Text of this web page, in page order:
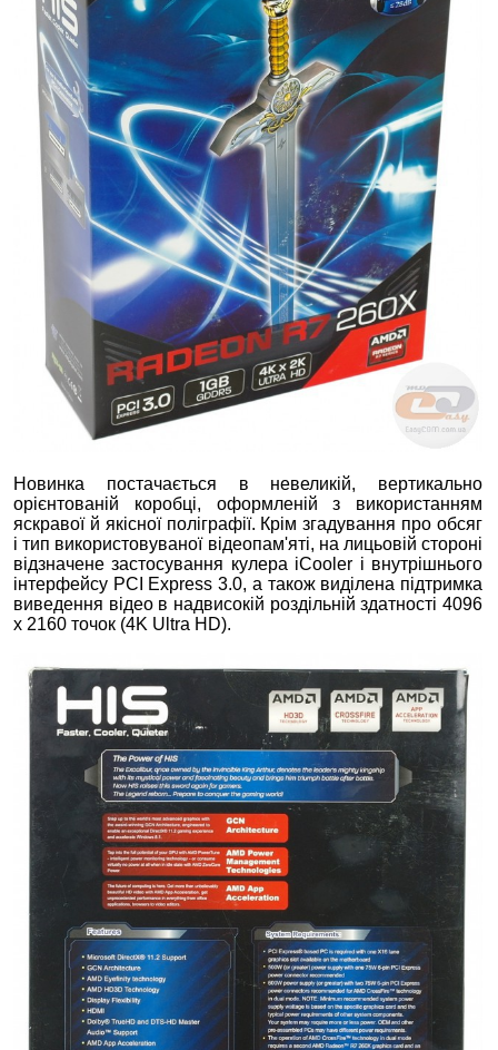
Новинка постачається в невеликій, вертикально
орієнтованій коробці, оформленій з використанням
яскравої й якісної поліграфії. Крім згадування про обсяг
і тип використовуваної відеопам'яті, на лицьовій стороні
відзначене застосування кулера iCooler і внутрішнього
інтерфейсу PCI Express 3.0, а також виділена підтримка
виведення відео в надвисокій роздільній здатності 4096
х 2160 точок (4K Ultra HD).